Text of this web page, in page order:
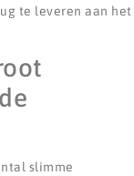
te leveren aan het
slimme